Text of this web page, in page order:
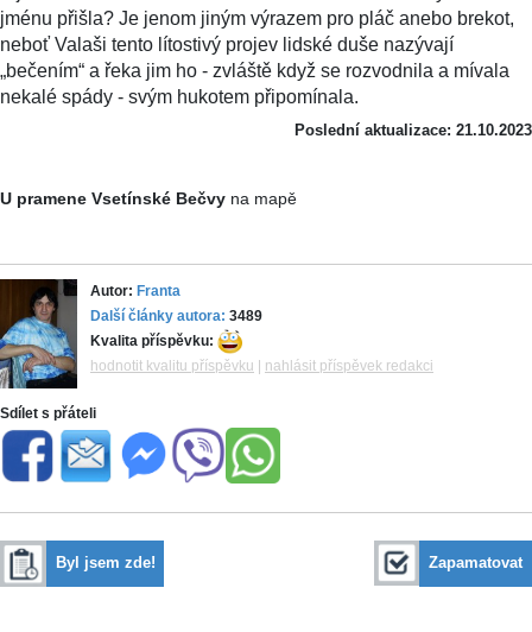
jménu přišla? Je jenom jiným výrazem pro pláč anebo brekot,
neboť Valaši tento lítostivý projev lidské duše nazývají
„bečením“ a řeka jim ho - zvláště když se rozvodnila a mívala
nekalé spády - svým hukotem připomínala.
Poslední aktualizace: 21.10.2023
U pramene Vsetínské Bečvy na mapě
Autor: Franta
Další články autora: 3489
Kvalita příspěvku:
hodnotit kvalitu příspěvku
nahlásit příspěvek redakci
Sdílet s přáteli
Byl jsem zde! Zapamatovat